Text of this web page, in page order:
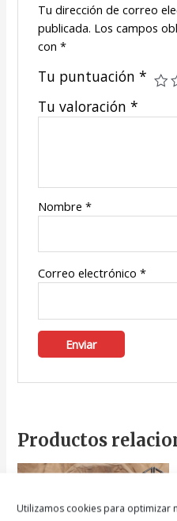
Utilizamos cookies para optimizar
Tu dirección de correo
publicada. Los campos
con *
Tu puntuación *
Tu valoración *
Nombre *
Correo electrónico *
Productos